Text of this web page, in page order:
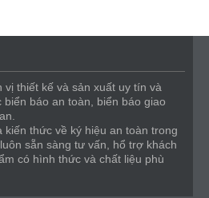
vị thiết kế và sản xuất uy tín và
báo an toàn, biển báo giao
kiến thức về ký hiệu an toàn trong
sẵn sàng tư vấn, hổ trợ khách
có hình thức và chất liệu phù